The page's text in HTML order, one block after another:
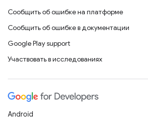
Сообщить об ошибке на платформе
Сообщить об ошибке в документации
Google Play support
Участвовать в исследованиях
Android